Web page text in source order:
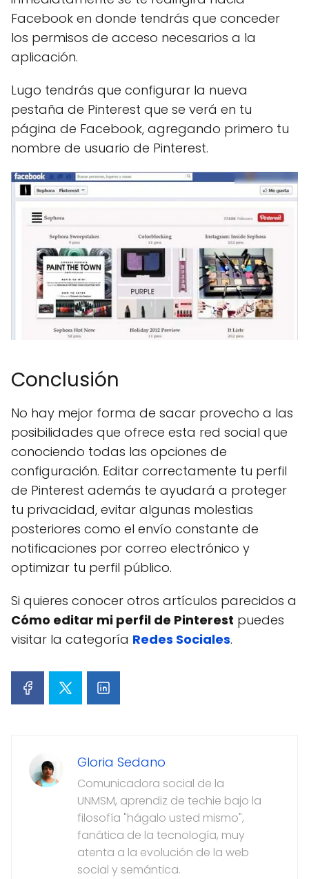
Facebook en donde tendrás que conceder
los permisos de acceso necesarios a la
aplicación.
Lugo tendrás que configurar la nueva
pestaña de Pinterest que se verá en tu
página de Facebook, agregando primero tu
nombre de usuario de Pinterest.
Conclusión
No hay mejor forma de sacar provecho a las
posibilidades que ofrece esta red social que
conociendo todas las opciones de
configuración. Editar correctamente tu perfil
de Pinterest además te ayudará a proteger
tu privacidad, evitar algunas molestias
posteriores como el envío constante de
notificaciones por correo electrónico y
optimizar tu perfil público.
Si quieres conocer otros artículos parecidos a
Cómo editar mi perfil de Pinterest puedes
visitar la categoría Redes Sociales.
Gloria Sedano
Comunicadora social de la
UNMSM, aprendiz de techie bajo la
filosofía "hágalo usted mismo",
fanática de la tecnología, muy
atenta a la evolución de la web
social y semántica.